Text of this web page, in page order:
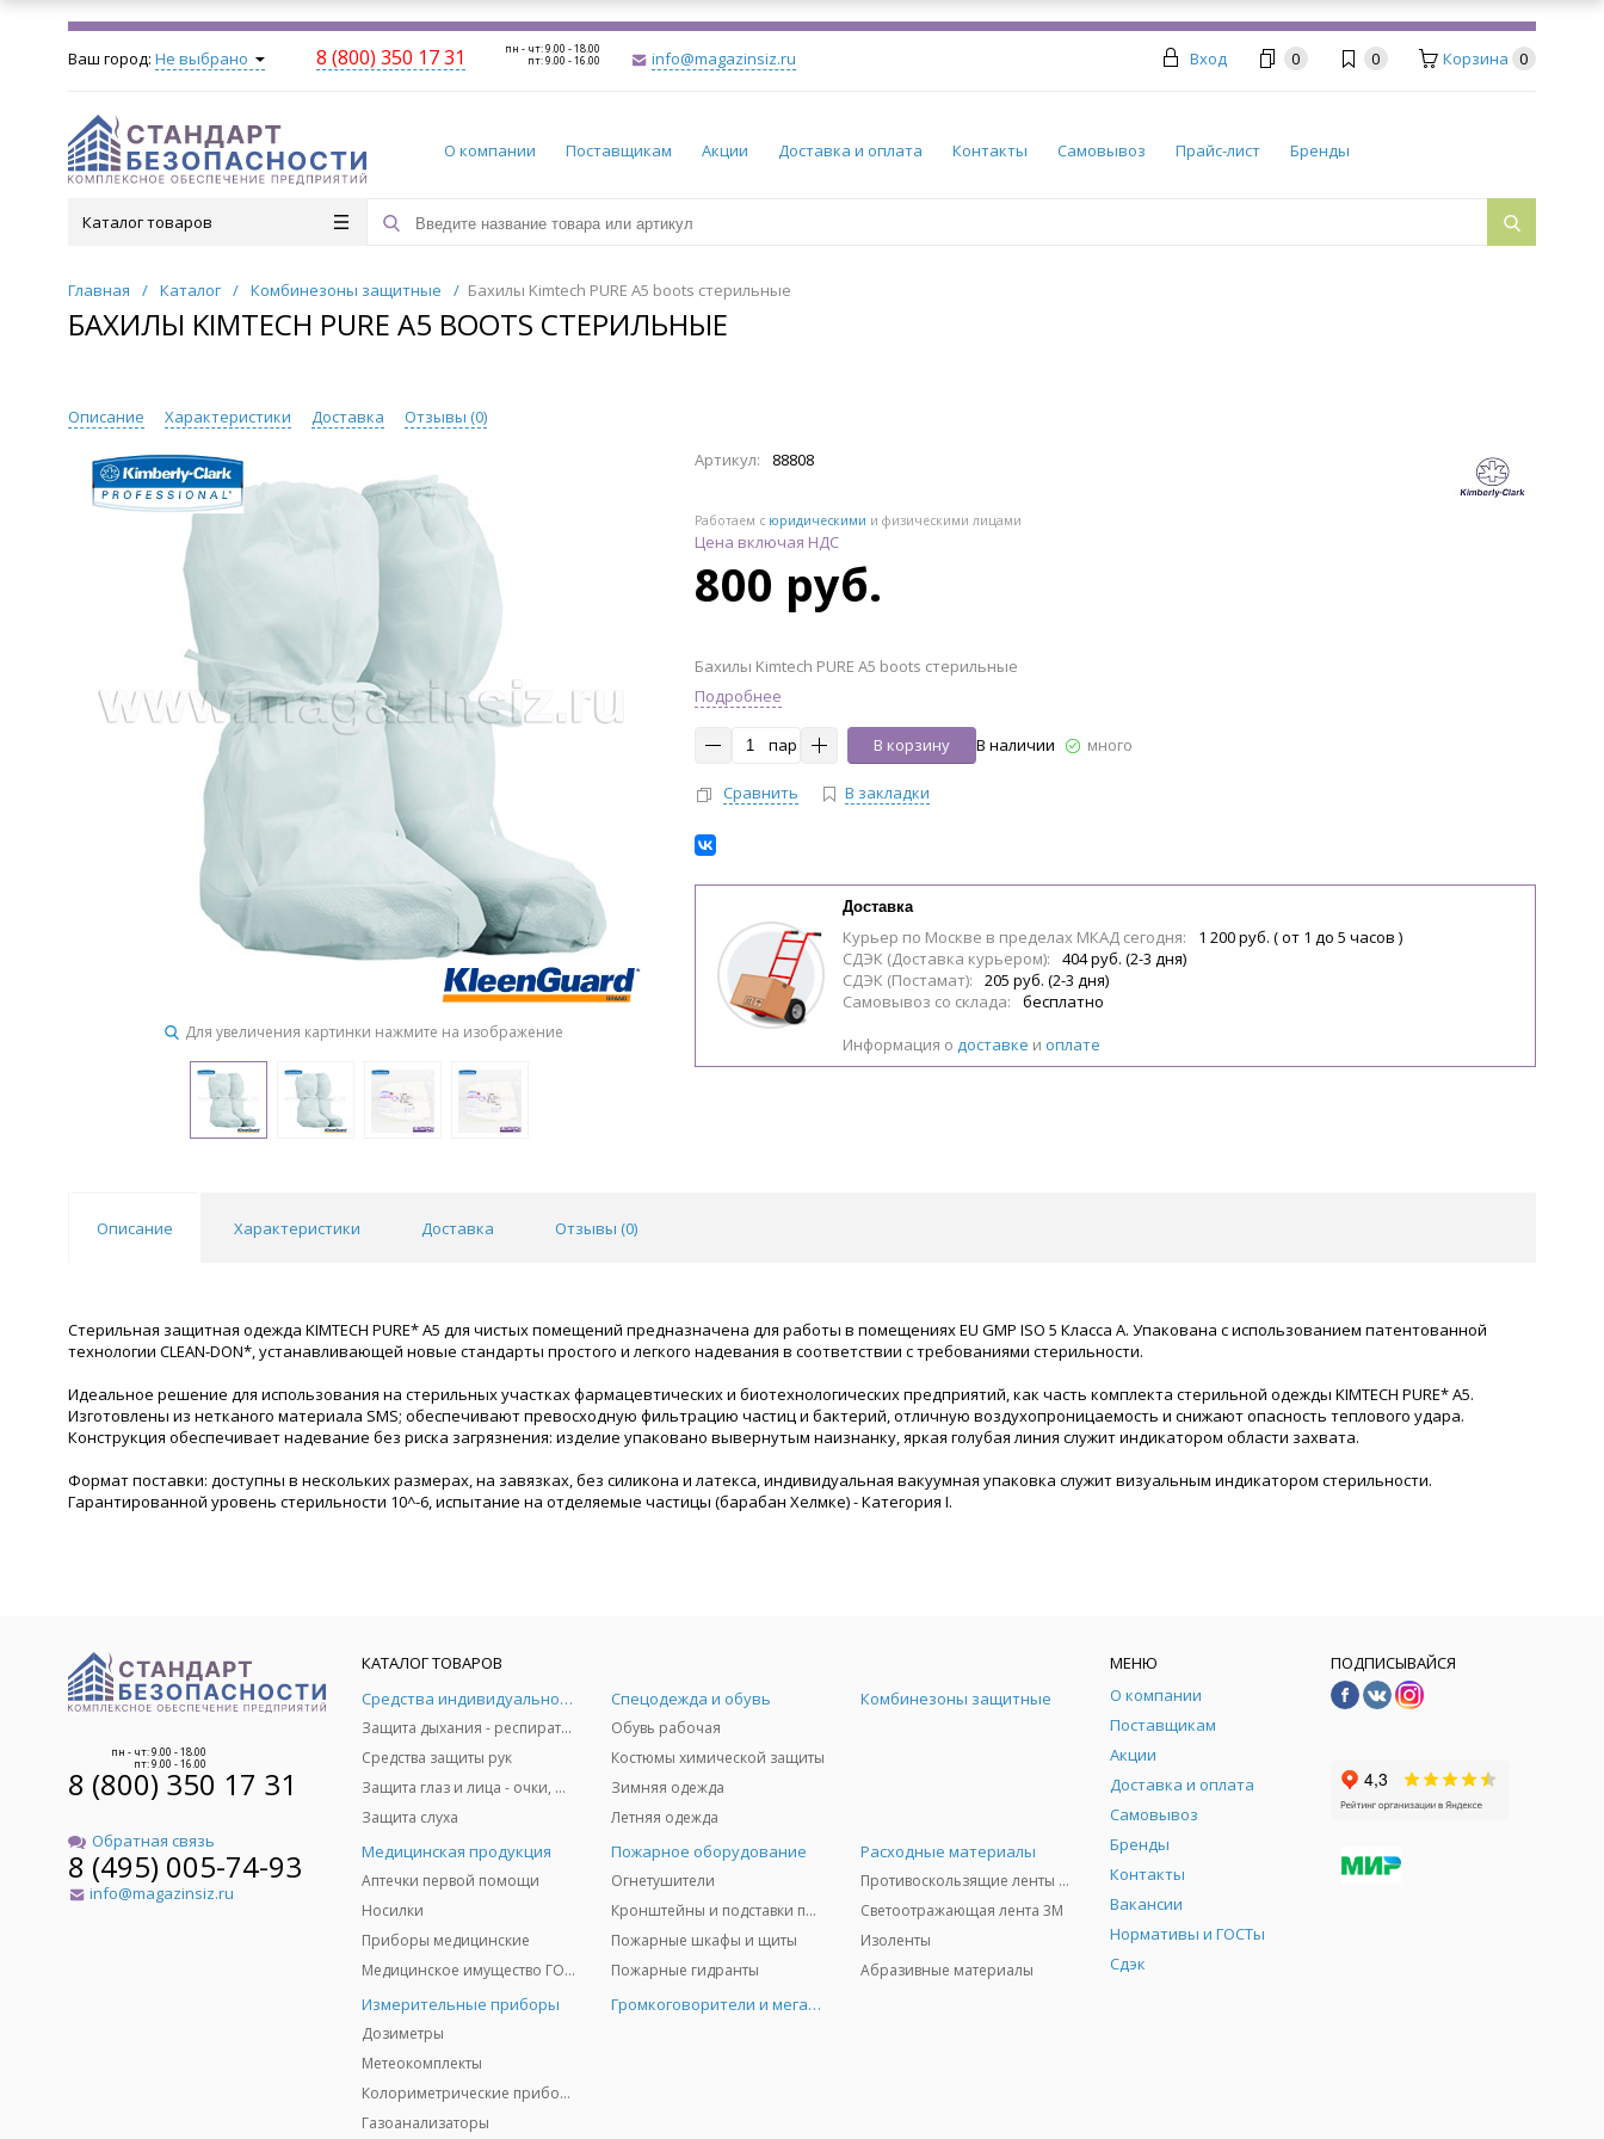
Ваш город: Не выбрано 8 (800) 350 17 31 пн - чт: 9.00 - 18.00
пт: 9.00 - 16.00 info@magazinsiz.ru Вход 0 0 Корзина 0
О компании Поставщикам Акции Доставка и оплата Контакты Самовывоз Прайс-лист Бренды
Каталог товаров
Главная / Каталог / Комбинезоны защитные / Бахилы Kimtech PURE А5 boots стерильные
БАХИЛЫ KIMTECH PURE А5 BOOTS СТЕРИЛЬНЫЕ
Описание Характеристики Доставка Отзывы (0)
Для увеличения картинки нажмите на изображение
Артикул: 88808
Работаем с юридическими и физическими лицами
Цена включая НДС
800 руб.
Бахилы Kimtech PURE А5 boots стерильные
Подробнее
пар В корзину В наличии много
Сравнить В закладки
Доставка
Курьер по Москве в пределах МКАД сегодня:
1 200 руб. ( от 1 до 5 часов )
СДЭК (Доставка курьером):
404 руб. (2-3 дня)
СДЭК (Постамат):
205 руб. (2-3 дня)
Самовывоз со склада:
бесплатно
Информация о доставке и оплате
Описание Характеристики Доставка Отзывы (0)
Стерильная защитная одежда KIMTECH PURE* A5 для чистых помещений предназначена для работы в помещениях EU GMP ISO 5 Класса A. Упакована с использованием патентованной
технологии CLEAN-DON*, устанавливающей новые стандарты простого и легкого надевания в соответствии с требованиями стерильности.
Идеальное решение для использования на стерильных участках фармацевтических и биотехнологических предприятий, как часть комплекта стерильной одежды KIMTECH PURE* A5.
Изготовлены из нетканого материала SMS; обеспечивают превосходную фильтрацию частиц и бактерий, отличную воздухопроницаемость и снижают опасность теплового удара.
Конструкция обеспечивает надевание без риска загрязнения: изделие упаковано вывернутым наизнанку, яркая голубая линия служит индикатором области захвата.
Формат поставки: доступны в нескольких размерах, на завязках, без силикона и латекса, индивидуальная вакуумная упаковка служит визуальным индикатором стерильности.
Гарантированной уровень стерильности 10^-6, испытание на отделяемые частицы (барабан Хелмке) - Категория I.
пн - чт: 9.00 - 18.00
пт: 9.00 - 16.00
8 (800) 350 17 31
Обратная связь
8 (495) 005-74-93
info@magazinsiz.ru
КАТАЛОГ ТОВАРОВ
Средства индивидуальной защиты
Защита дыхания - респираторы, противогазы, фильтры, дозиметры
Средства защиты рук
Защита глаз и лица - очки, щитки
Защита слуха
Спецодежда и обувь
Обувь рабочая
Костюмы химической защиты
Зимняя одежда
Летняя одежда
Комбинезоны защитные
Медицинская продукция
Аптечки первой помощи
Носилки
Приборы медицинские
Медицинское имущество ГО и ЧС
Пожарное оборудование
Огнетушители
Кронштейны и подставки под огнетушители
Пожарные шкафы и щиты
Пожарные гидранты
Расходные материалы
Противоскользящие ленты 3М
Светоотражающая лента 3M
Изоленты
Абразивные материалы
Измерительные приборы
Дозиметры
Метеокомплекты
Колориметрические приборы
Газоанализаторы
Громкоговорители и мегафоны
МЕНЮ
О компании
Поставщикам
Акции
Доставка и оплата
Самовывоз
Бренды
Контакты
Вакансии
Нормативы и ГОСТы
Сдэк
ПОДПИСЫВАЙСЯ